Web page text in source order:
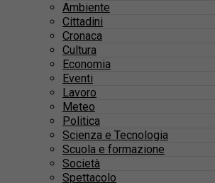
Ambiente
Cittadini
Cronaca
Cultura
Economia
Eventi
Lavoro
Meteo
Politica
Scienza e Tecnologia
Scuola e formazione
Società
Spettacolo